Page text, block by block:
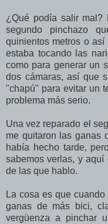
¿Qué podía salir
segundo pinchazo
quinientos metros o
estaba tocando las
como para generar un
dos cámaras, así que
"chapú" para evitar un
problema más serio.
Una vez reparado el
me quitaron las ganas
había hecho tarde,
sabemos verlas, y
de las que hablo.
La cosa es que
ganas de más bici,
vergüenza a pinchar